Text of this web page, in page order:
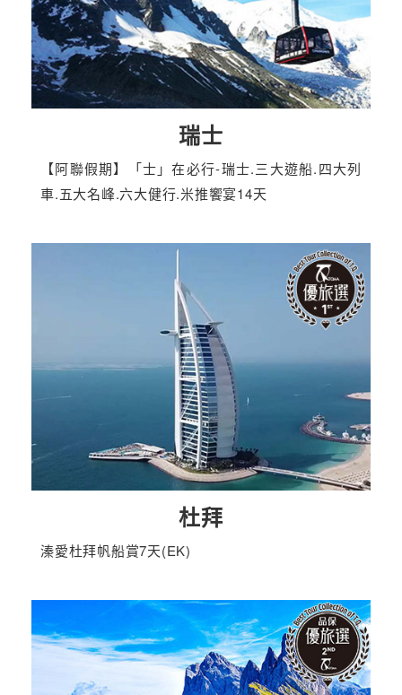
瑞士
【阿聯假期】「士」在必行-瑞士.三大遊船.四大列
車.五大名峰.六大健行.米推饗宴14天
杜拜
溱愛杜拜帆船賞7天(EK)